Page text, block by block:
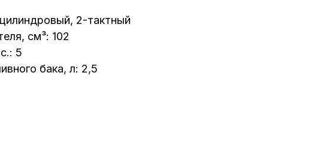
2-тактный
см³: 102
5
бака, л: 2,5